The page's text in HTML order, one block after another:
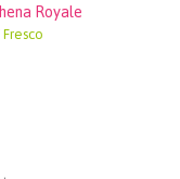
Royale